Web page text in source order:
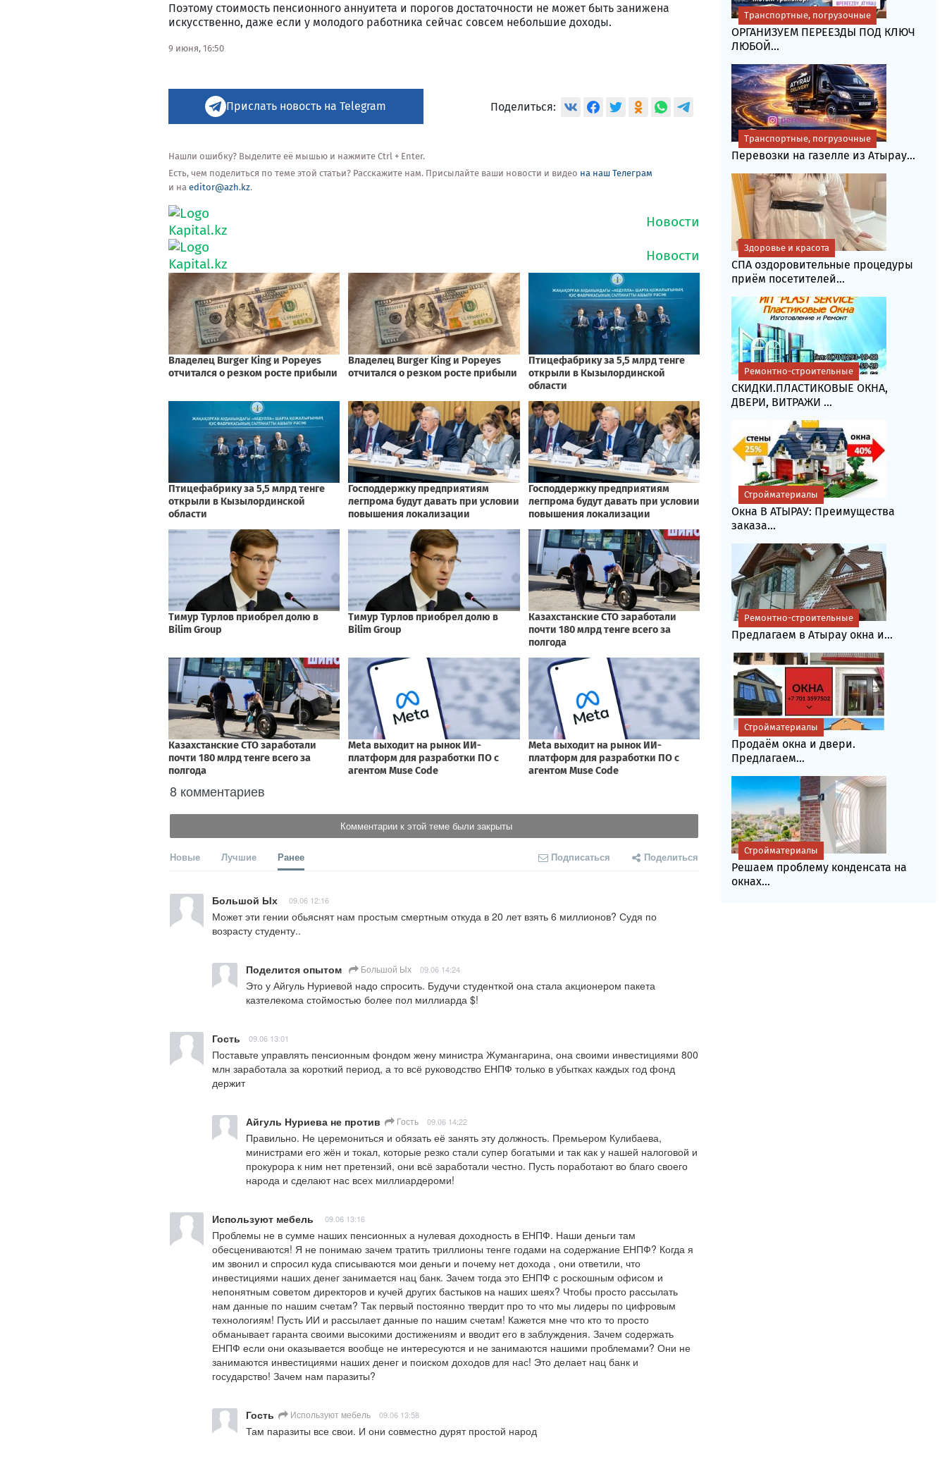
Поэтому стоимость пенсионного аннуитета и порогов достаточности не может быть занижена
искусственно, даже если у молодого работника сейчас совсем небольшие доходы.
9 июня, 16:50
Прислать новость на Telegram Поделиться:
Нашли ошибку? Выделите её мышью и нажмите Ctrl + Enter.
Есть, чем поделиться по теме этой статьи? Расскажите нам. Присылайте ваши новости и видео на наш Телеграм
и на editor@azh.kz.
8 комментариев
Комментарии к этой теме были закрыты
Новые Лучшие Ранее Подписаться Поделиться
Большой Ых 09.06 12:16
Может эти гении обьяснят нам простым смертным откуда в 20 лет взять 6 миллионов? Судя по
возрасту студенту..
Поделится опытом Большой Ых 09.06 14:24
Это у Айгуль Нуриевой надо спросить. Будучи студенткой она стала акционером пакета
казтелекома стоймостью более пол миллиарда $!
Гость 09.06 13:01
Поставьте управлять пенсионным фондом жену министра Жумангарина, она своими инвестициями 800
млн заработала за короткий период, а то всё руководство ЕНПФ только в убытках каждых год фонд
держит
Айгуль Нуриева не против Гость 09.06 14:22
Правильно. Не церемониться и обязать её занять эту должность. Премьером Кулибаева,
министрами его жён и токал, которые резко стали супер богатыми и так как у нашей налоговой и
прокурора к ним нет претензий, они всё заработали честно. Пусть поработают во благо своего
народа и сделают нас всех миллиардероми!
Используют мебель 09.06 13:16
Проблемы не в сумме наших пенсионных а нулевая доходность в ЕНПФ. Наши деньги там
обесцениваются! Я не понимаю зачем тратить триллионы тенге годами на содержание ЕНПФ? Когда я
им звонил и спросил куда списываются мои деньги и почему нет дохода , они ответили, что
инвестициями наших денег занимается нац банк. Зачем тогда это ЕНПФ с роскошным офисом и
непонятным советом директоров и кучей других бастыков на наших шеях? Чтобы просто рассылать
нам данные по нашим счетам? Так первый постоянно твердит про то что мы лидеры по цифровым
технологиям! Пусть ИИ и рассылает данные по нашим счетам! Кажется мне что кто то просто
обманывает гаранта своими высокими достижениям и вводит его в заблуждения. Зачем содержать
ЕНПФ если они оказывается вообще не интересуются и не занимаются нашими проблемами? Они не
занимаются инвестициями наших денег и поиском доходов для нас! Это делает нац банк и
государство! Зачем нам паразиты?
Гость Используют мебель 09.06 13:58
Там паразиты все свои. И они совместно дурят простой народ
ОРГАНИЗУЕМ ПЕРЕЕЗДЫ ПОД КЛЮЧ
ЛЮБОЙ...
Транспортные, погрузочные
Перевозки на газелле из Атырау...
Транспортные, погрузочные
СПА оздоровительные процедуры
приём посетителей...
Здоровье и красота
СКИДКИ.ПЛАСТИКОВЫЕ ОКНА,
ДВЕРИ, ВИТРАЖИ ...
Ремонтно-строительные
Окна В АТЫРАУ: Преимущества
заказа...
Стройматериалы
Предлагаем в Атырау окна и...
Ремонтно-строительные
Продаём окна и двери.
Предлагаем...
Стройматериалы
Решаем проблему конденсата на
окнах...
Стройматериалы